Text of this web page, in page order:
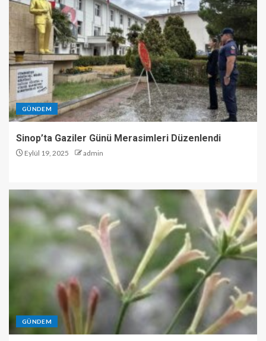
GÜNDEM
Sinop’ta Gaziler Günü Merasimleri Düzenlendi
Eylül 19, 2025 admin
GÜNDEM